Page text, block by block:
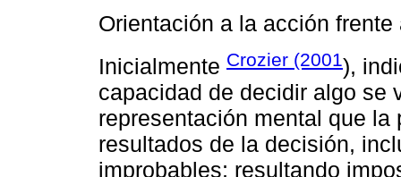
Orientación a la acción frente
Inicialmente Crozier (2001),
capacidad de decidir algo se
representación mental que
resultados de la decisión,
improbables; resultando